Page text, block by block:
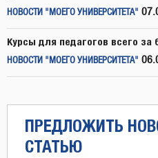
НОВОСТИ "МОЕГО УНИВЕРСИТЕТА"
Курсы для педагогов всего за
НОВОСТИ "МОЕГО УНИВЕРСИТЕТА"
ПРЕДЛОЖИТЬ
СТАТЬЮ